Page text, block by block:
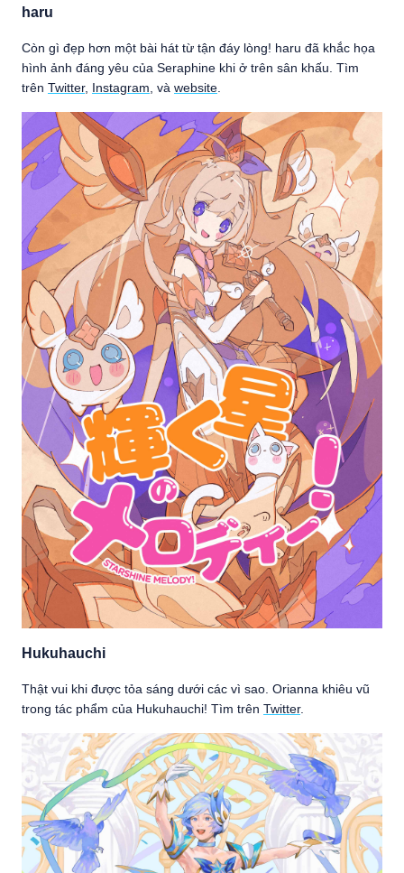
haru
Còn gì đẹp hơn một bài hát từ tận đáy lòng! haru đã khắc họa
hình ảnh đáng yêu của Seraphine khi ở trên sân khấu. Tìm
trên Twitter, Instagram, và website.
Hukuhauchi
Thật vui khi được tỏa sáng dưới các vì sao. Orianna khiêu vũ
trong tác phẩm của Hukuhauchi! Tìm trên Twitter.